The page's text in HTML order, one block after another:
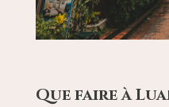
Que faire à